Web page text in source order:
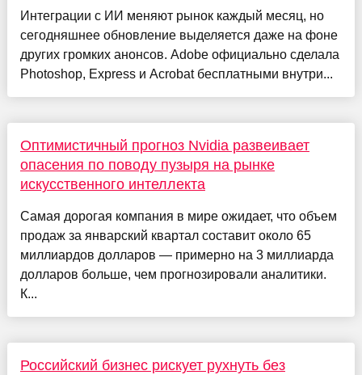
Интеграции с ИИ меняют рынок каждый месяц, но
сегодняшнее обновление выделяется даже на фоне
других громких анонсов. Adobe официально сделала
Photoshop, Express и Acrobat бесплатными внутри...
Оптимистичный прогноз Nvidia развеивает
опасения по поводу пузыря на рынке
искусственного интеллекта
Самая дорогая компания в мире ожидает, что объем
продаж за январский квартал составит около 65
миллиардов долларов — примерно на 3 миллиарда
долларов больше, чем прогнозировали аналитики.
К...
Российский бизнес рискует рухнуть без